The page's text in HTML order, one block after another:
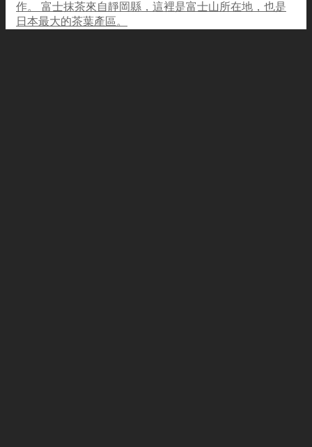
作。 富士抹茶來自靜岡縣，這裡是富士山所在地，也是
日本最大的茶葉產區。